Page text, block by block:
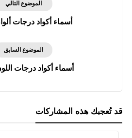
الموضوع التالي
أسماء أكواد درجات
الموضوع السابق
أسماء أكواد درجات
قد تُعجبك هذه المشاركات